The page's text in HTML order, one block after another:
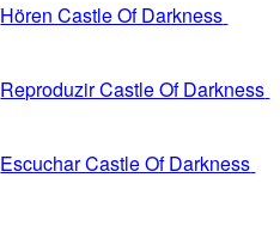
Hören Castle Of Darkness
Reproduzir Castle Of Darkness
Escuchar Castle Of Darkness